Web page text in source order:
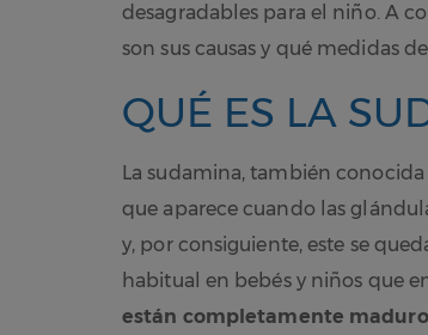
desagradables para el niño. A
son sus causas y qué medidas
QUÉ ES LA
La sudamina, también
que aparece cuando las
y, por consiguiente, este se
habitual en bebés y niños que
están completamente